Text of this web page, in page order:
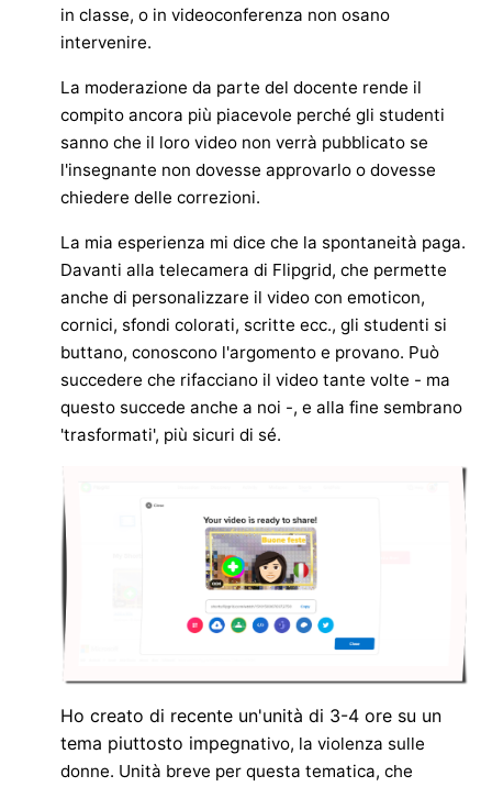
in classe, o in videoconferenza non osano
intervenire.
La moderazione da parte del docente rende il
compito ancora più piacevole perché gli studenti
sanno che il loro video non verrà pubblicato se
l'insegnante non dovesse approvarlo o dovesse
chiedere delle correzioni.
La mia esperienza mi dice che la spontaneità paga.
Davanti alla telecamera di Flipgrid, che permette
anche di personalizzare il video con emoticon,
cornici, sfondi colorati, scritte ecc., gli studenti si
buttano, conoscono l'argomento e provano. Può
succedere che rifacciano il video tante volte - ma
questo succede anche a noi -, e alla fine sembrano
'trasformati', più sicuri di sé.
Ho creato di recente un'unità di 3-4 ore su un
tema piuttosto impegnativo, la violenza sulle
donne. Unità breve per questa tematica, che